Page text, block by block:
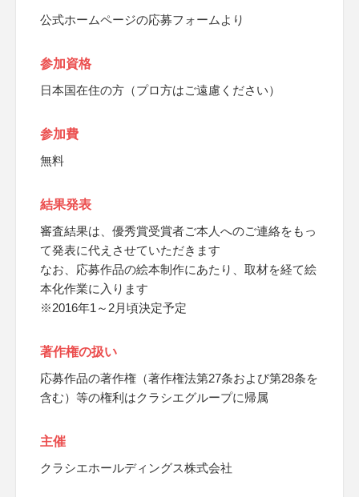
公式ホームページの応募フォームより
参加資格
日本国在住の方（プロ方はご遠慮ください）
参加費
無料
結果発表
審査結果は、優秀賞受賞者ご本人へのご連絡をもっ
て発表に代えさせていただきます
なお、応募作品の絵本制作にあたり、取材を経て絵
本化作業に入ります
※2016年1～2月頃決定予定
著作権の扱い
応募作品の著作権（著作権法第27条および第28条を
含む）等の権利はクラシエグループに帰属
主催
クラシエホールディングス株式会社